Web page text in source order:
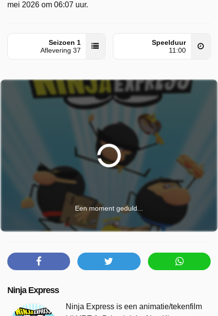
mei 2026 om 06:07 uur.
Seizoen 1
Aflevering 37
Speelduur
11:00
Een moment geduld...
Ninja Express
Ninja Express is een animatie/tekenfilm